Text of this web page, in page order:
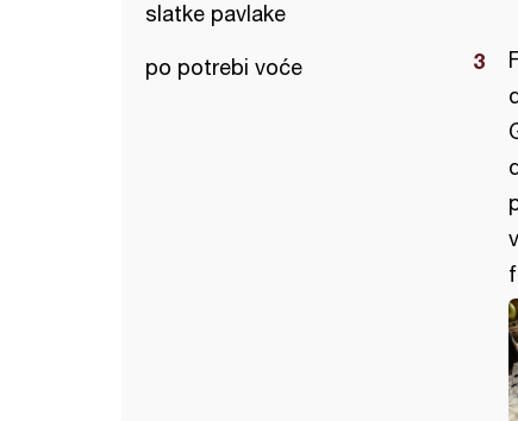
slatke pavlake
po potrebi voće